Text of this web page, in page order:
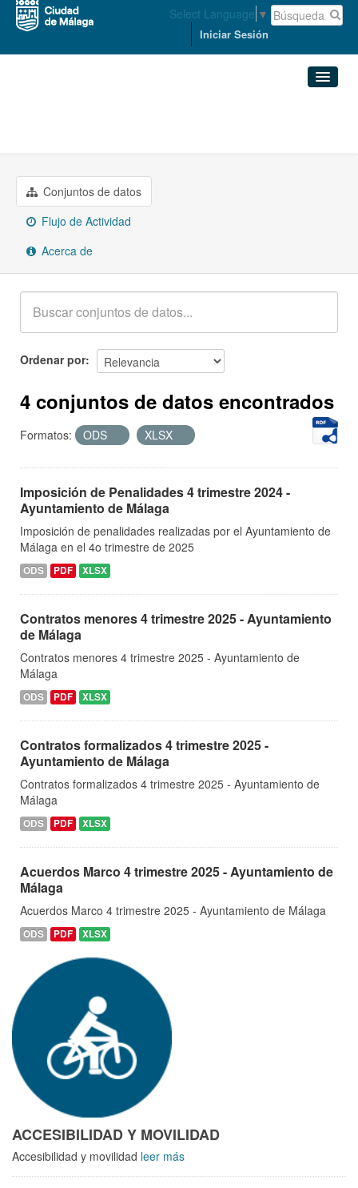
Select Language ▼
Iniciar Sesión
Grupos
Acerca de
Conjuntos de datos
Flujo de Actividad
Acerca de
Ordenar por
4 conjuntos de datos encontrados
Formatos: ODS XLSX
Imposición de Penalidades 4 trimestre 2024 -
Ayuntamiento de Málaga
Imposición de penalidades realizadas por el Ayuntamiento de
Málaga en el 4o trimestre de 2025
ODS PDF XLSX
Contratos menores 4 trimestre 2025 - Ayuntamiento
de Málaga
Contratos menores 4 trimestre 2025 - Ayuntamiento de
Málaga
ODS PDF XLSX
Contratos formalizados 4 trimestre 2025 -
Ayuntamiento de Málaga
Contratos formalizados 4 trimestre 2025 - Ayuntamiento de
Málaga
ODS PDF XLSX
Acuerdos Marco 4 trimestre 2025 - Ayuntamiento de
Málaga
Acuerdos Marco 4 trimestre 2025 - Ayuntamiento de Málaga
ODS PDF XLSX
ACCESIBILIDAD Y MOVILIDAD
Accesibilidad y movilidad leer más